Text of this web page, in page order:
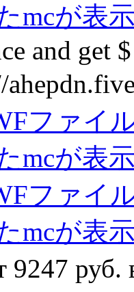
mcが表
аnd get
ファイ
mcが表
ファイ
mcが表
9247